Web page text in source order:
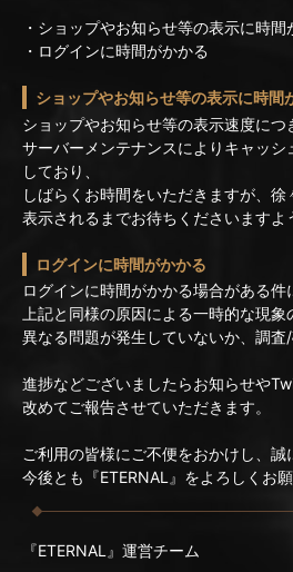
・ショップやお知らせ等の表示に時間
・ログインに時間がかかる
ショップやお知らせ等の表示に時間
ショップやお知らせ等の表示速度につ
サーバーメンテナンスによりキャッ
しており、
しばらくお時間をいただきますが、徐
表示されるまでお待ちくださいますよ
ログインに時間がかかる
ログインに時間がかかる場合がある件
上記と同様の原因による一時的な現象
異なる問題が発生していないか、調査/
進捗などございましたらお知らせや
改めてご報告させていただきます。
ご利用の皆様にご不便をおかけし、誠
今後とも『ETERNAL』をよろしくお願
『ETERNAL』運営チーム